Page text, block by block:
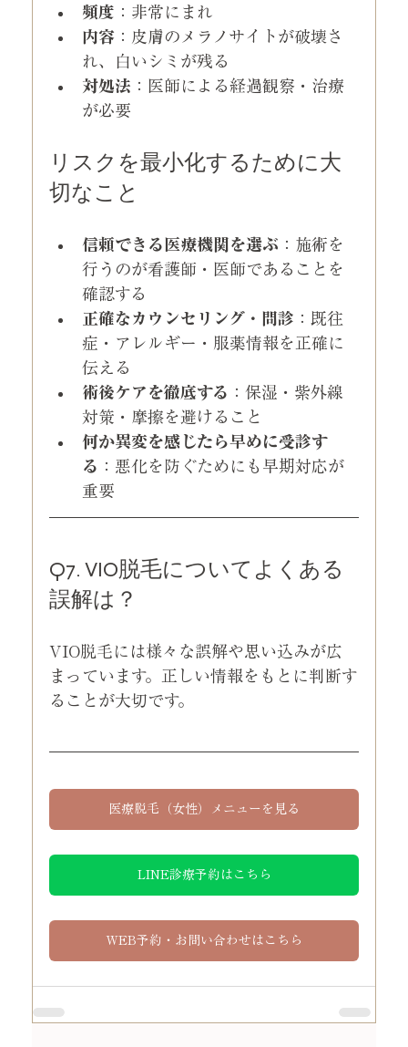
頻度 ：非常にまれ
内容 ：皮膚のメラノサイトが破壊さ
れ、白いシミが残る
対処法 ：医師による経過観察・治療
が必要
リスクを最小化するために大
切なこと
信頼できる医療機関を選ぶ ：施術を
行うのが看護師・医師であることを
確認する
正確なカウンセリング・問診 ：既往
症・アレルギー・服薬情報を正確に
伝える
術後ケアを徹底する ：保湿・紫外線
対策・摩擦を避けること
何か異変を感じたら早めに受診す
る ：悪化を防ぐためにも早期対応が
重要
Q7. VIO脱毛についてよくある
誤解は？
VIO脱毛には様々な誤解や思い込みが広
まっています。正しい情報をもとに判断す
ることが大切です。
医療脱毛（女性）メニューを見る
LINE診療予約はこちら
WEB予約・お問い合わせはこちら